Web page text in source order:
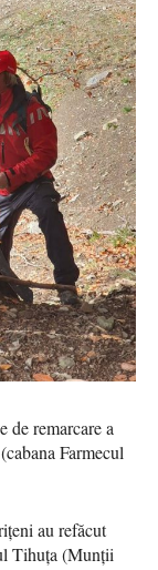
de remarcare a
Farmecul
au refăcut
Tihuţa (Munții